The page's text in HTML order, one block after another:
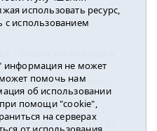
2023
жизнь».
Вешкурцева С.П.
Тел.: 8(34535)2-02-51
ЭЛ № ФС 77-64937 от
использовать ресурс,
с использованием
информация не может
помочь нам
об использовании
при помощи "cookie",
на серверах